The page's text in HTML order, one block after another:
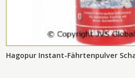
Hagopur Instant-Fährtenpulver